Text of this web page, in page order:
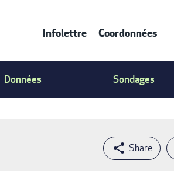
Contact
Menu
Infolettre Coordonnées
Données Sondages